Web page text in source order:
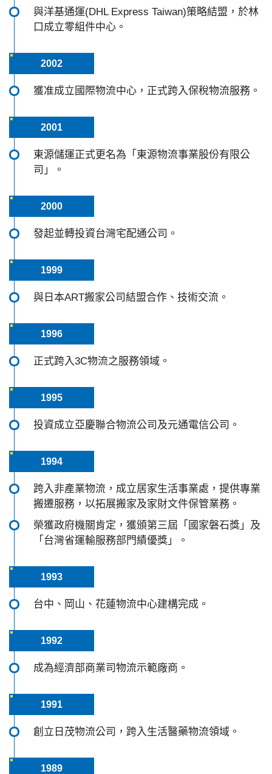
與洋基通運(DHL Express Taiwan)策略結盟，於林
口成立零組件中心。
2002
獲准成立國際物流中心，正式跨入保稅物流服務。
2001
東源儲運正式更名為「東源物流事業股份有限公
司」。
2000
發起並轉投資台灣宅配通公司。
1999
與日本ART搬家公司結盟合作、技術交流。
1996
正式跨入3C物流之服務領域。
1995
投資成立亞慶聯合物流公司及元通電信公司。
1994
跨入非產業物流，成立居家生活事業處，提供專業
搬遷服務，以拓展搬家及家財文件保管業務。
榮獲政府機關肯定，獲頒第三屆「國家磐石獎」及
「台灣省運輸服務部門績優獎」。
1993
台中、岡山、花蓮物流中心建構完成。
1992
成為經濟部商業司物流示範廠商。
1991
創立日茂物流公司，跨入生活醫藥物流領域。
1989